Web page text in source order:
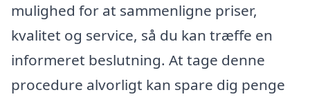
mulighed for at sammenligne priser,
kvalitet og service, så du kan træffe en
informeret beslutning. At tage denne
procedure alvorligt kan spare dig penge